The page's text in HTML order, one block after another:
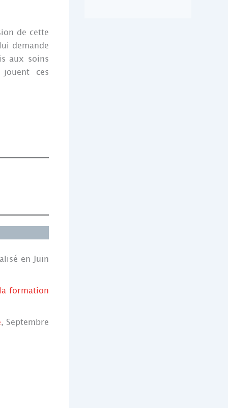
de cette
demande
aux soins
ces
en Juin
formation
, Septembre